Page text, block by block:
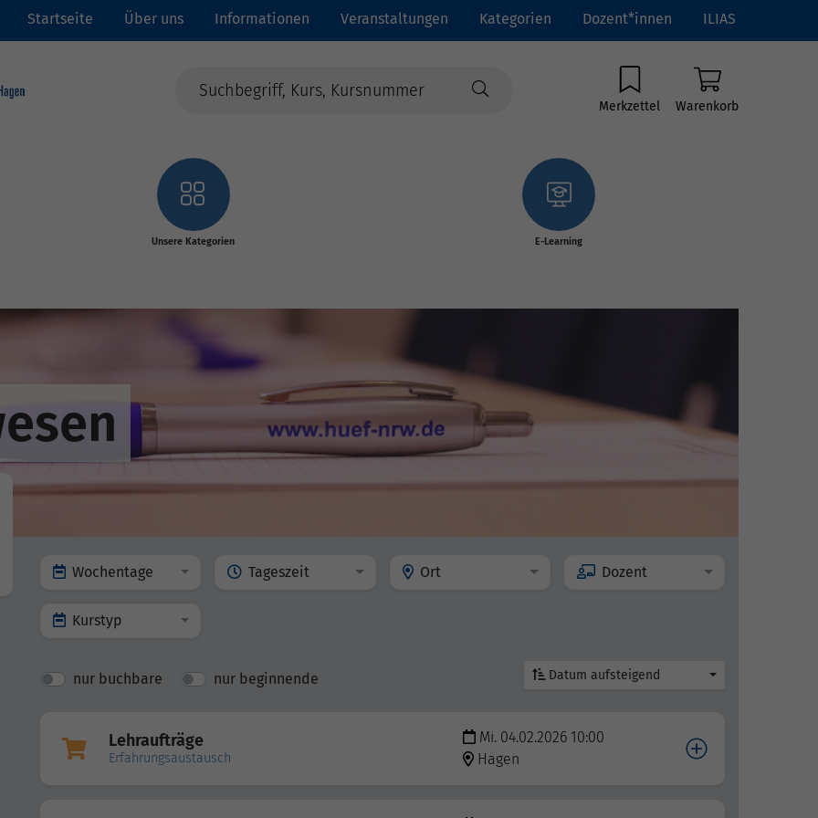
Startseite Über uns Informationen Veranstaltungen Kategorien Dozent*innen ILIAS
Merkzettel Warenkorb
Unsere Kategorien E-Learning
Wochentage Tageszeit Ort Dozent
Kurstyp
nur buchbare nur beginnende Datum aufsteigend
Lehraufträge
Erfahrungsaustausch
Mi. 04.02.2026 10:00
Hagen